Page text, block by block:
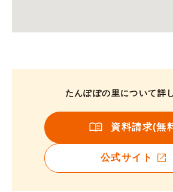
たんぽぽの里について詳
資料請求(無
公式サイト